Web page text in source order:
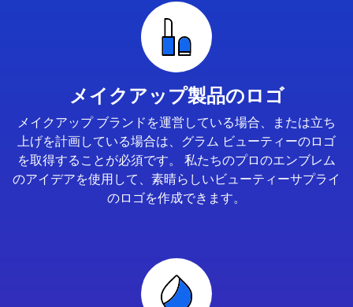
メイクアップ製品のロゴ
メイクアップ ブランドを運営している場合、または立ち
上げを計画している場合は、グラム ビューティーのロゴ
を取得することが必須です。 私たちのプロのエンブレム
のアイデアを使用して、素晴らしいビューティーサプライ
のロゴを作成できます。